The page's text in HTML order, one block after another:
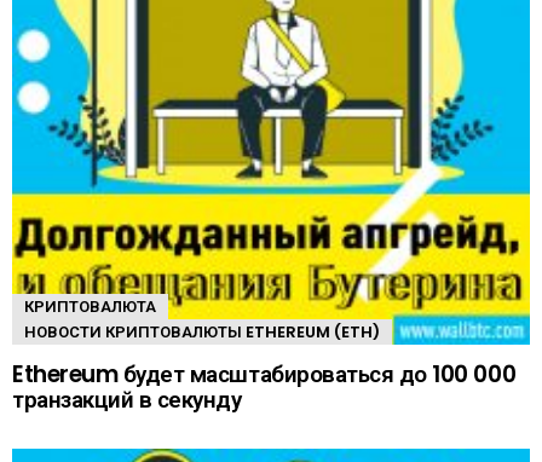
КРИПТОВАЛЮТА
НОВОСТИ КРИПТОВАЛЮТЫ ETHEREUM (ETH)
Ethereum будет масштабироваться до 100 000
транзакций в секунду